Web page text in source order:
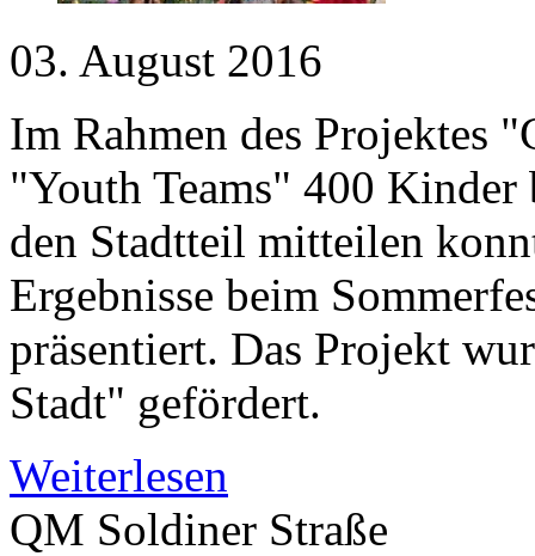
03. August 2016
Im Rahmen des Projektes
"Youth Teams" 400
den Stadtteil mitteilen
Ergebnisse beim
präsentiert. Das Projekt
Stadt" gefördert.
Weiterlesen
QM Soldiner Straße